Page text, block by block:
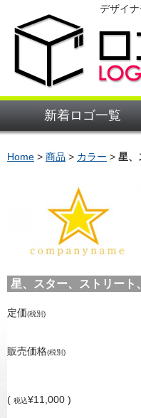
デザイ
新着ロゴ一覧
Home > 商品 > カラー > 星、
星、スター、ストリー
定価(税別)
販売価格(税別)
( 税込¥11,000 )